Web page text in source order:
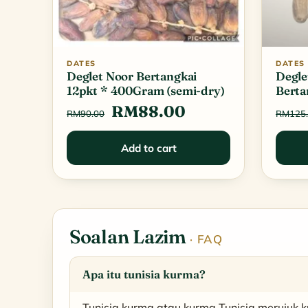
DATES
Deglet Noor Bertangkai
12pkt * 400Gram (semi-dry)
RM90.00
Original
price
was:
RM90.00.
RM88.00
price
RM88.00.
Add to cart
DATES
RM
Soalan Lazim · FAQ
Apa itu tunisia kurma?